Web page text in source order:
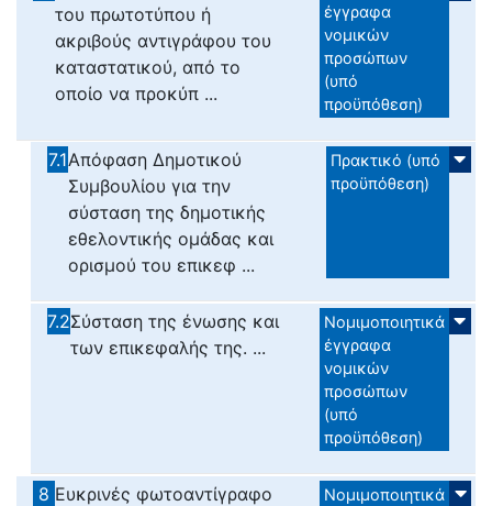
του πρωτοτύπου ή
ακριβούς αντιγράφου του
καταστατικού, από το
οποίο να προκύπ ...
έγγραφα
νομικών
προσώπων
(υπό
προϋπόθεση)
7.1Απόφαση Δημοτικού
Συμβουλίου για την
σύσταση της δημοτικής
εθελοντικής ομάδας και
ορισμού του επικεφ ...
Πρακτικό (υπό
προϋπόθεση)
7.2Σύσταση της ένωσης και
των επικεφαλής της. ...
Νομιμοποιητικά
έγγραφα
νομικών
προσώπων
(υπό
προϋπόθεση)
8 Ευκρινές φωτοαντίγραφο
Νομιμοποιητικά